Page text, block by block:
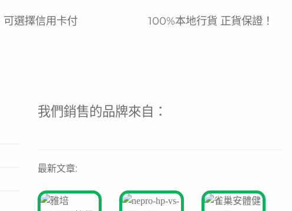
可選擇信用卡付
100%本地行貨 正貨保證！
我們銷售的品牌來自：
最新文章: